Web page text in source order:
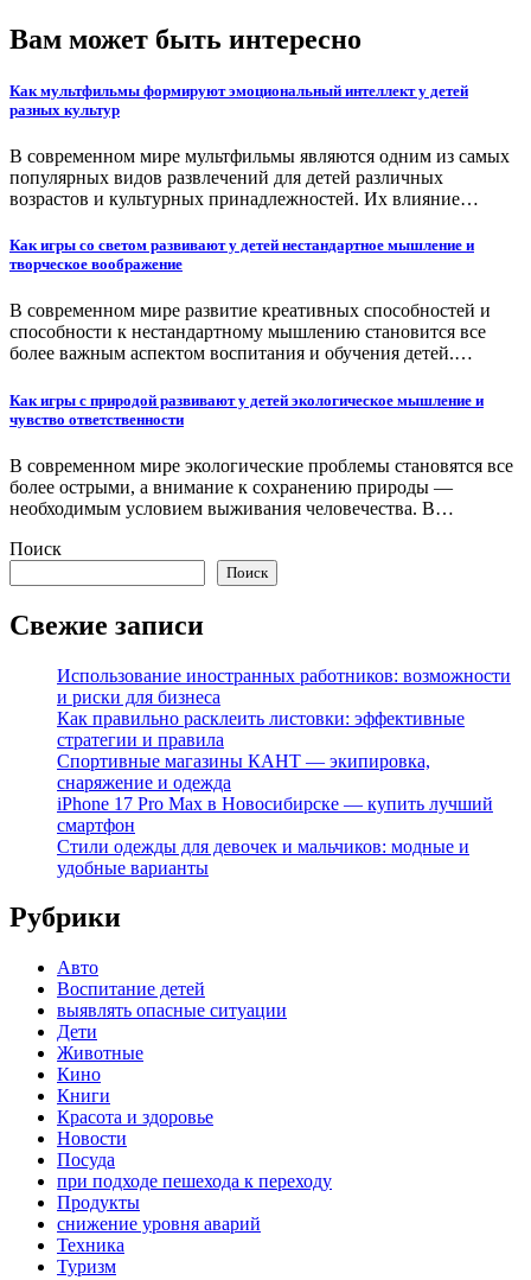
Вам может быть интересно
Как мультфильмы формируют эмоциональный интеллект у детей
разных культур
В современном мире мультфильмы являются одним из самых
популярных видов развлечений для детей различных
возрастов и культурных принадлежностей. Их влияние…
Как игры со светом развивают у детей нестандартное мышление и
творческое воображение
В современном мире развитие креативных способностей и
способности к нестандартному мышлению становится все
более важным аспектом воспитания и обучения детей.…
Как игры с природой развивают у детей экологическое мышление и
чувство ответственности
В современном мире экологические проблемы становятся все
более острыми, а внимание к сохранению природы —
необходимым условием выживания человечества. В…
Поиск
Поиск
Свежие записи
Использование иностранных работников: возможности
и риски для бизнеса
Как правильно расклеить листовки: эффективные
стратегии и правила
Спортивные магазины КАНТ — экипировка,
снаряжение и одежда
iPhone 17 Pro Max в Новосибирске — купить лучший
смартфон
Стили одежды для девочек и мальчиков: модные и
удобные варианты
Рубрики
Авто
Воспитание детей
выявлять опасные ситуации
Дети
Животные
Кино
Книги
Красота и здоровье
Новости
Посуда
при подходе пешехода к переходу
Продукты
снижение уровня аварий
Техника
Туризм